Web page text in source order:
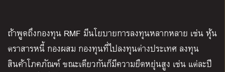
ถ้าพูดถึงกองทุน RMF มีนโยบายการลงทุนหลากหลาย เช่น หุ้น
ตราสารหนี้ กองผสม กองทุนที่ไปลงทุนต่างประเทศ ลงทุน
สินค้าโภคภัณฑ์ ขณะเดียวกันก็มีความยืดหยุ่นสูง เช่น แต่ละปี